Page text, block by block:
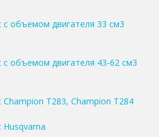
с объемом двигателя 33 см3
с объемом двигателя 43-62 см3
Champion T283, Champion T284
Husqvarna